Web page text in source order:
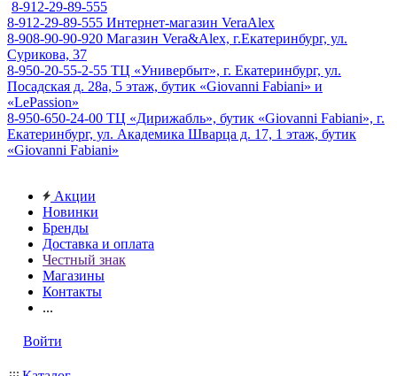
8-912-29-89-555
8-912-29-89-555 Интернет-магазин VeraAlex
8-908-90-90-920 Магазин Vera&Alex, г.Екатеринбург, ул.
Сурикова, 37
8-950-20-55-2-55 ТЦ «Универбыт», г. Екатеринбург, ул.
Посадская д. 28а, 5 этаж, бутик «Giovanni Fabiani» и
«LePassion»
8-950-650-24-00 ТЦ «Дирижабль», бутик «Giovanni Fabiani», г.
Екатеринбург, ул. Академика Шварца д. 17, 1 этаж, бутик
«Giovanni Fabiani»
Акции
Новинки
Бренды
Доставка и оплата
Честный знак
Магазины
Контакты
...
Войти